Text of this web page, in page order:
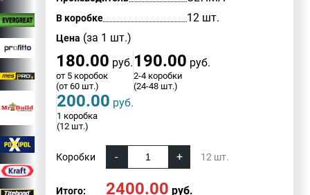
В коробке 12 шт.
Цена (за 1 шт.)
180.00 руб.
от 5 коробок
(от 60 шт.)
190.00 руб.
2-4 коробки
(24-48 шт.)
200.00 руб.
1 коробка
(12 шт.)
Коробки 12 шт.
Итого: 2400.00 руб.